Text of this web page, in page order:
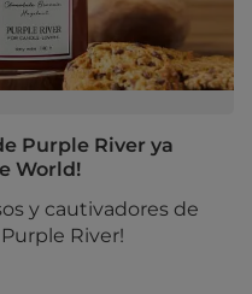
Purple River ya
World!
y cautivadores de
River!